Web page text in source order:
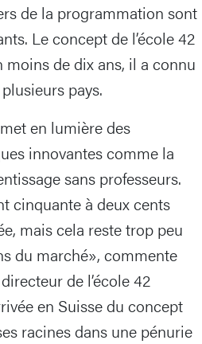
de la programmation sont
Le concept de l’école 42
moins de dix ans, il a connu
pays.
en lumière des
innovantes comme la
sans professeurs.
cinquante à deux cents
mais cela reste trop peu
du marché», commente
de l’école 42
en Suisse du concept
racines dans une pénurie